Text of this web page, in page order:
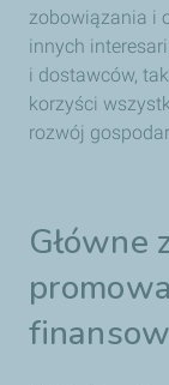
Zjednoczonych,
uwzględniania
zobowiązania i
innych
i dostawców,
korzyści
rozwój
Główne